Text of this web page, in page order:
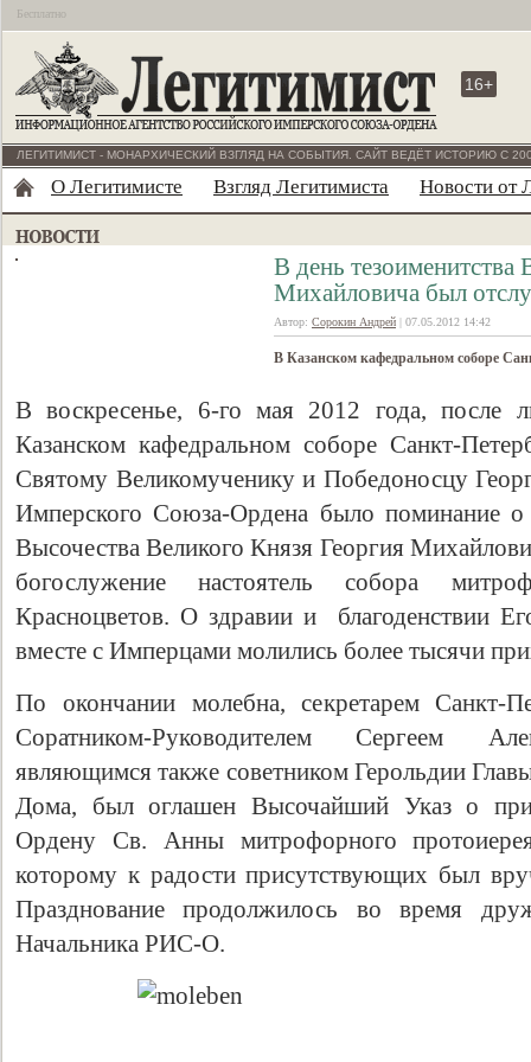
Бесплатно
16+
ЛЕГИТИМИСТ - МОНАРХИЧЕСКИЙ ВЗГЛЯД НА СОБЫТИЯ. САЙТ ВЕДЁТ ИСТОРИЮ С
О Легитимисте Взгляд Легитимиста Новости от
В день тезоименитства
Михайловича был
Автор: Сорокин Андрей | 07.05.2012 14:42
В Казанском кафедральном соборе
В воскресенье, 6-го мая 2012 года, после
Казанском кафедральном соборе Санкт-
Святому Великомученику и Победоносцу
Имперского Союза-Ордена было поминание о
Высочества Великого Князя Георгия
богослужение настоятель собора
Красноцветов. О здравии и благоденствии
вместе с Имперцами молились более тысячи
По окончании молебна, секретарем Санкт-
Соратником-Руководителем Сергеем
являющимся также советником Герольдии
Дома, был оглашен Высочайший Указ о
Ордену Св. Анны митрофорного
которому к радости присутствующих был
Празднование продолжилось во время
Начальника РИС-О.